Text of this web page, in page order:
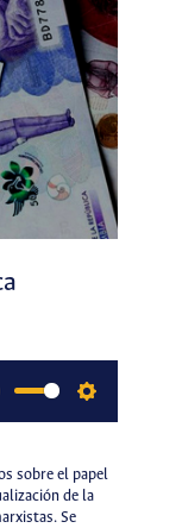
sobre el papel
de la
Se